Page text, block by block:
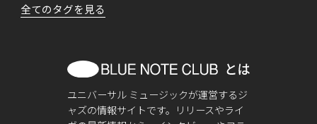
全てのタグを見る
ユニバーサル ミュージックが運営するジ
ャズの情報サイトです。リリースやライ